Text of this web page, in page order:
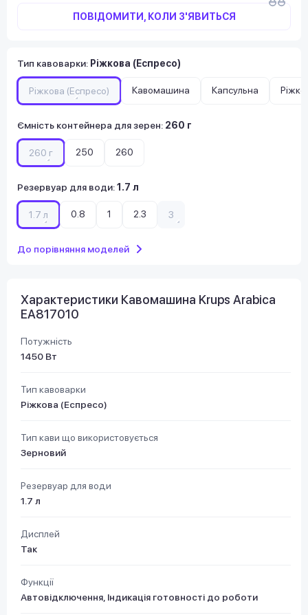
ПОВІДОМИТИ, КОЛИ З'ЯВИТЬСЯ
Тип кавоварки: Ріжкова (Еспресо)
Ріжкова (Еспресо) Кавомашина Капсульна
Ємність контейнера для зерен: 260 г
260 г 250 260
Резервуар для води:1.7 л
1.7 л 0.8 1 2.3 3
До порівняння моделей
Характеристики Кавомашина Krups Arabica
EA817010
Потужність
1450 Вт
Тип кавоварки
Ріжкова (Еспресо)
Тип кави що використовується
Зерновий
Резервуар для води
1.7 л
Дисплей
Так
Функції
Автовідключення, Індикація готовності до роботи